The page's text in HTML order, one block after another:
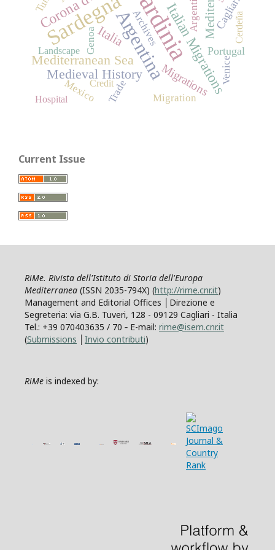
Sardinia
SardegnaArgentinaItalian Migrations
Mediterranean Sea
Medieval History
Italia
Migrations
Cagliari
Portugal
Argentine
Trade
Genoa
Mexico
Archives
Migration
Venice
Hospital
Cerdeña
Landscape
Credit
Current Issue
RiMe. Rivista dell'Istituto di Storia dell'Europa
Mediterranea (ISSN 2035-794X) (http://rime.cnr.it)
Management and Editorial Offices │Direzione e
Segreteria: via G.B. Tuveri, 128 - 09129 Cagliari - Italia
Tel.: +39 070403635 / 70 ‐ E-mail: rime@isem.cnr.it
(Submissions Invio contributi)
RiMe is indexed by: